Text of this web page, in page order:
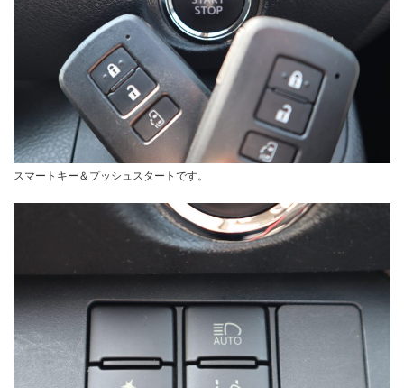
スマートキー＆プッシュスタートです。